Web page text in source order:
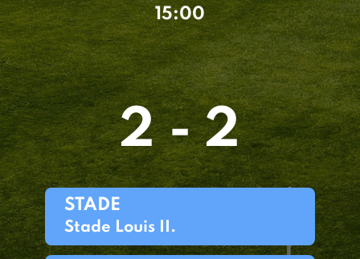
15:00
2 - 2
STADE
Stade Louis II.